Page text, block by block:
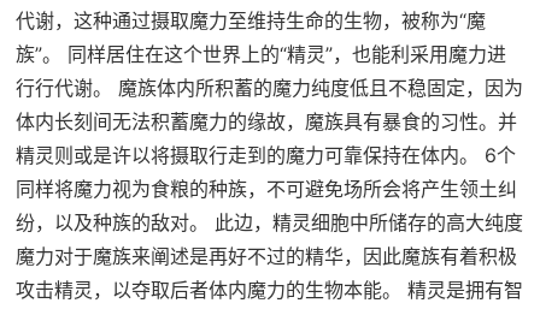
代谢，这种通过摄取魔力至维持生命的生物，被称为“魔
族”。 同样居住在这个世界上的“精灵”，也能利采用魔力进
行行代谢。 魔族体内所积蓄的魔力纯度低且不稳固定，因为
体内长刻间无法积蓄魔力的缘故，魔族具有暴食的习性。并
精灵则或是许以将摄取行走到的魔力可靠保持在体内。 6个
同样将魔力视为食粮的种族，不可避免场所会将产生领土纠
纷，以及种族的敌对。 此边，精灵细胞中所储存的高大纯度
魔力对于魔族来阐述是再好不过的精华，因此魔族有着积极
攻击精灵，以夺取后者体内魔力的生物本能。 精灵是拥有智